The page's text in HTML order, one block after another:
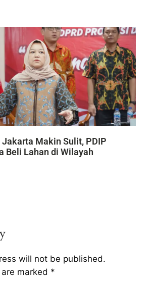
Makin Sulit, PDIP
Beli Lahan di Wilayah
will not be published.
marked *